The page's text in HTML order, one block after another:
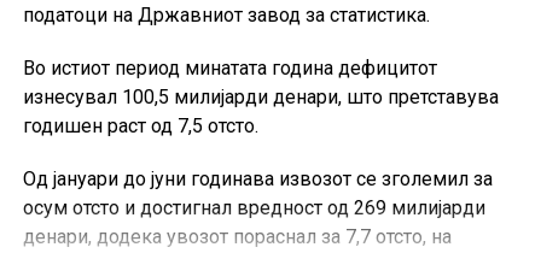
податоци на Државниот завод за статистика.
Во истиот период минатата година дефицитот
изнесувал 100,5 милијарди денари, што претставува
годишен раст од 7,5 отсто.
Од јануари до јуни годинава извозот се зголемил за
осум отсто и достигнал вредност од 269 милијарди
денари, додека увозот пораснал за 7,7 отсто, на